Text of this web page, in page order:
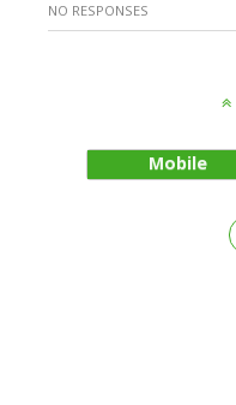
NO RESPONSES
Mobile